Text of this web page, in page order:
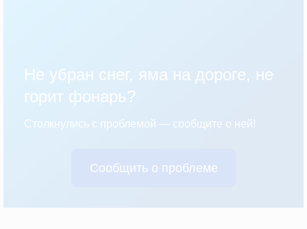
Не убран снег, яма на дороге, не
горит фонарь?
Столкнулись с проблемой — сообщите о ней!
Сообщить о проблеме